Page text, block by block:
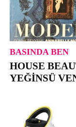
BASINDA BEN
HOUSE
YEĞINSÜ